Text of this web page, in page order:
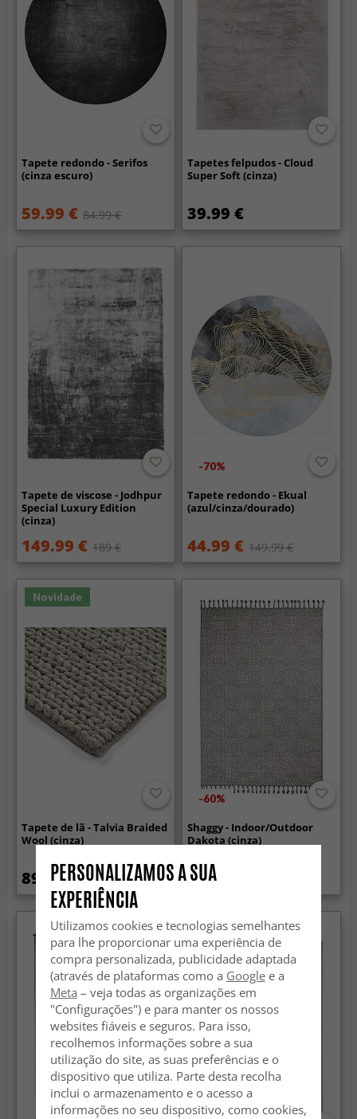
Tapete redondo - Serifos
(cinza escuro)
59.99 € 84.99 €
Tapetes felpudos - Cloud
Super Soft (cinza)
39.99 €
Tapete de viscose - Jodhpur
Special Luxury Edition
(cinza)
149.99 € 189 €
-70%
Tapete redondo - Ekual
(azul/cinza/dourado)
44.99 € 149.99 €
Novidade
Tapete de lã - Talvia Braided
Wool (cinza)
89.99 €
-60%
Shaggy - Indoor/Outdoor
Dakota (cinza)
119.99 €
PERSONALIZAMOS A SUA
EXPERIÊNCIA
Utilizamos cookies e tecnologias semelhantes
para lhe proporcionar uma experiência de
compra personalizada, publicidade adaptada
(através de plataformas como a Googlee a
Meta – veja todas as organizações em
"Configurações") e para manter os nossos
websites fiáveis e seguros. Para isso,
recolhemos informações sobre a sua
utilização do site, as suas preferências e o
dispositivo que utiliza. Parte desta recolha
inclui o armazenamento e o acesso a
informações no seu dispositivo, como cookies,